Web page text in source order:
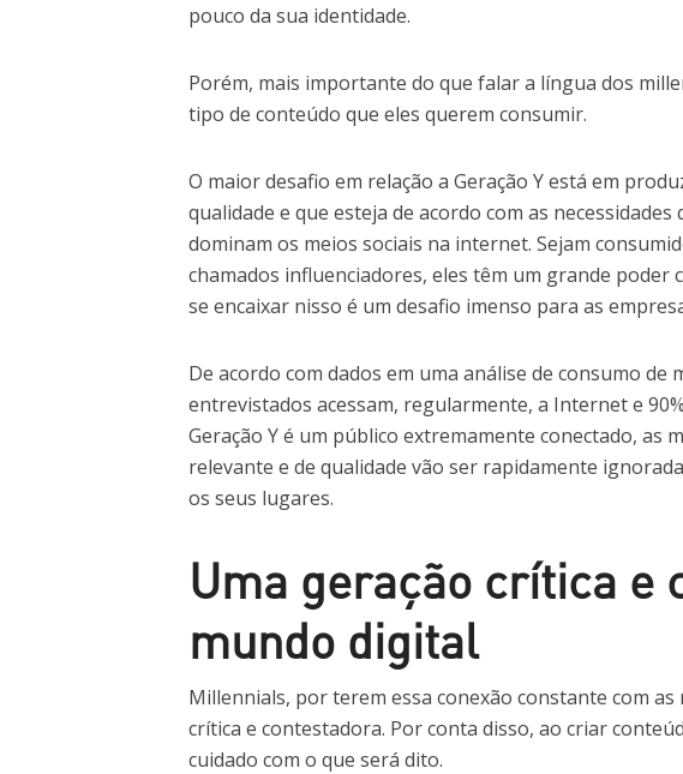
pouco da sua identidade.
Porém, mais importante do que falar a língua dos
tipo de conteúdo que eles querem consumir.
O maior desafio em relação a Geração Y está em
qualidade e que esteja de acordo com as
dominam os meios sociais na internet. Sejam
chamados influenciadores, eles têm um grande poder
se encaixar nisso é um desafio imenso para as
De acordo com dados em uma análise de consumo de
entrevistados acessam, regularmente, a Internet e
Geração Y é um público extremamente conectado, as
relevante e de qualidade vão ser rapidamente
os seus lugares.
Uma geração crítica e
mundo digital
Millennials, por terem essa conexão constante com
crítica e contestadora. Por conta disso, ao criar
cuidado com o que será dito.